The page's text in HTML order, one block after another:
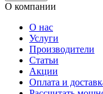
О компании
О нас
Услуги
Производители
Статьи
Акции
Оплата и